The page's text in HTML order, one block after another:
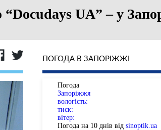
UA” – у
ПОГОДА В ЗАПОРІЖЖІ
Погода
Запоріжжя
вологість:
тиск:
вітер:
Погода на 10 днів від sinoptik.ua